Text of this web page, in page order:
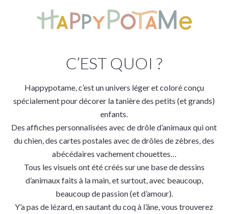
C’EST QUOI ?
Happypotame, c’est un univers léger et coloré conçu
spécialement pour décorer la tanière des petits (et grands)
enfants.
Des affiches personnalisées avec de drôle d’animaux qui ont
du chien, des cartes postales avec de drôles de zèbres, des
abécédaires vachement chouettes…
Tous les visuels ont été créés sur une base de dessins
d’animaux faits à la main, et surtout, avec beaucoup,
beaucoup de passion (et d’amour).
Y’a pas de lézard, en sautant du coq à l’âne, vous trouverez